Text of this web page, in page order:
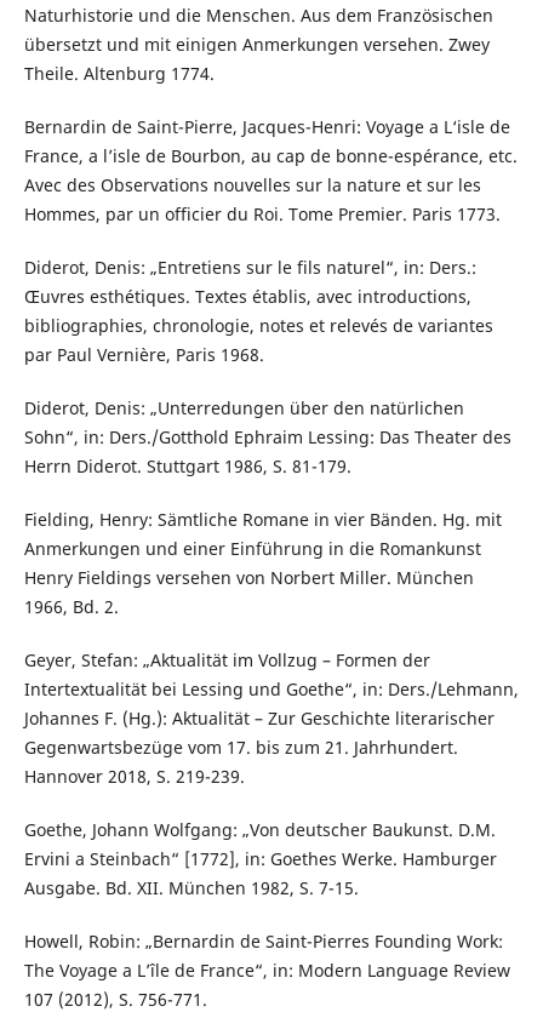
Naturhistorie und die Menschen. Aus dem Französischen
übersetzt und mit einigen Anmerkungen versehen. Zwey
Theile. Altenburg 1774.
Bernardin de Saint-Pierre, Jacques-Henri: Voyage a L‘isle de
France, a l’isle de Bourbon, au cap de bonne-espérance, etc.
Avec des Observations nouvelles sur la nature et sur les
Hommes, par un officier du Roi. Tome Premier. Paris 1773.
Diderot, Denis: „Entretiens sur le fils naturel“, in: Ders.:
Œuvres esthétiques. Textes établis, avec introductions,
bibliographies, chronologie, notes et relevés de variantes
par Paul Vernière, Paris 1968.
Diderot, Denis: „Unterredungen über den natürlichen
Sohn“, in: Ders./Gotthold Ephraim Lessing: Das Theater des
Herrn Diderot. Stuttgart 1986, S. 81-179.
Fielding, Henry: Sämtliche Romane in vier Bänden. Hg. mit
Anmerkungen und einer Einführung in die Romankunst
Henry Fieldings versehen von Norbert Miller. München
1966, Bd. 2.
Geyer, Stefan: „Aktualität im Vollzug – Formen der
Intertextualität bei Lessing und Goethe“, in: Ders./Lehmann,
Johannes F. (Hg.): Aktualität – Zur Geschichte literarischer
Gegenwartsbezüge vom 17. bis zum 21. Jahrhundert.
Hannover 2018, S. 219-239.
Goethe, Johann Wolfgang: „Von deutscher Baukunst. D.M.
Ervini a Steinbach“ [1772], in: Goethes Werke. Hamburger
Ausgabe. Bd. XII. München 1982, S. 7-15.
Howell, Robin: „Bernardin de Saint-Pierres Founding Work:
The Voyage a L’île de France“, in: Modern Language Review
107 (2012), S. 756-771.